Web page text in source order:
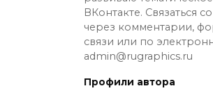
ВКонтакте. Связаться
через комментарии,
связи или по
admin@rugraphics.ru
Профили автора